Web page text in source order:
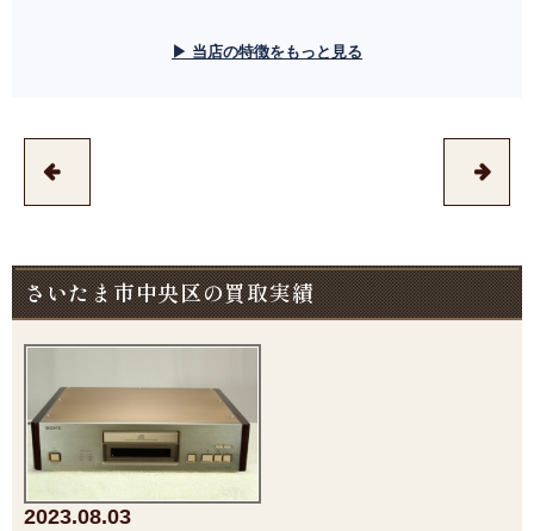
▶ 当店の特徴をもっと見る
さいたま市中央区の買取実績
2023.08.03